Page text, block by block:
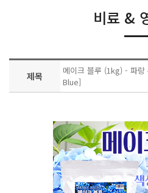
비료 &
제목
메이크 블루 (1kg) - 파
Blue]